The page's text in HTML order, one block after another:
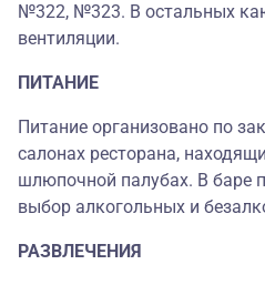
№322, №323. В остальных
вентиляции.
ПИТАНИЕ
Питание организовано по
салонах ресторана,
шлюпочной палубах. В баре
выбор алкогольных и
РАЗВЛЕЧЕНИЯ